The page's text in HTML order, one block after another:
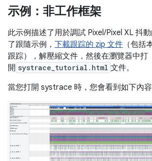
示例：非工作框架
此示例描述了用於調試 Pixel/Pixel XL 抖
了跟隨示例， 下載跟踪的 zip 文件 （包括
跟踪），解壓縮文件，然後在瀏覽器中打
開 systrace_tutorial.html 文件。
當您打開 systrace 時，您會看到如下內容